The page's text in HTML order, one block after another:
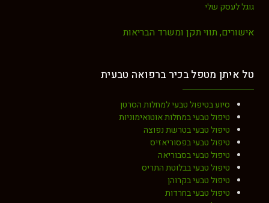
גוגל לעסק שלי
אישורים, תווי תקן ומשרד הבריאות
טל איתן מטפל בכיר ברפואה טבעית
סיוע בטיפול טבעי למחלות הסרטן
טיפול טבעי במחלות אוטואימוניות
טיפול טבעי בטרשת נפוצה
טיפול טבעי בפסוריאזיס
טיפול טבעי בסבוריאה
טיפול טבעי בבלוטת התריס
טיפול טבעי בקרוהן
טיפול טבעי בחרדות